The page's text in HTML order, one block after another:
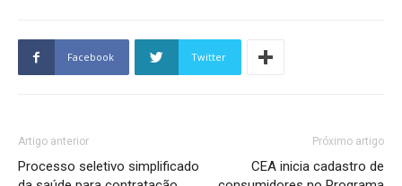
Facebook Twitter
Artigo anterior
Processo seletivo simplificado
Próximo artigo
CEA inicia cadastro de